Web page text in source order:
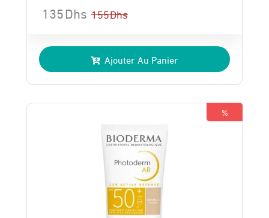
155Dhs
prix
initial
était :
155 Dhs.
135Dhs
prix
actuel
est :
135 Dhs.
Ajouter Au Panier
%